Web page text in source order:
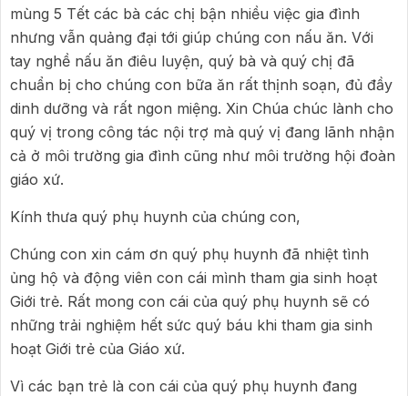
mùng 5 Tết các bà các chị bận nhiều việc gia đình
nhưng vẫn quảng đại tới giúp chúng con nấu ăn. Với
tay nghề nấu ăn điêu luyện, quý bà và quý chị đã
chuẩn bị cho chúng con bữa ăn rất thịnh soạn, đủ đầy
dinh dưỡng và rất ngon miệng. Xin Chúa chúc lành cho
quý vị trong công tác nội trợ mà quý vị đang lãnh nhận
cả ở môi trường gia đình cũng như môi trường hội đoàn
giáo xứ.
Kính thưa quý phụ huynh của chúng con,
Chúng con xin cám ơn quý phụ huynh đã nhiệt tình
ủng hộ và động viên con cái mình tham gia sinh hoạt
Giới trẻ. Rất mong con cái của quý phụ huynh sẽ có
những trải nghiệm hết sức quý báu khi tham gia sinh
hoạt Giới trẻ của Giáo xứ.
Vì các bạn trẻ là con cái của quý phụ huynh đang